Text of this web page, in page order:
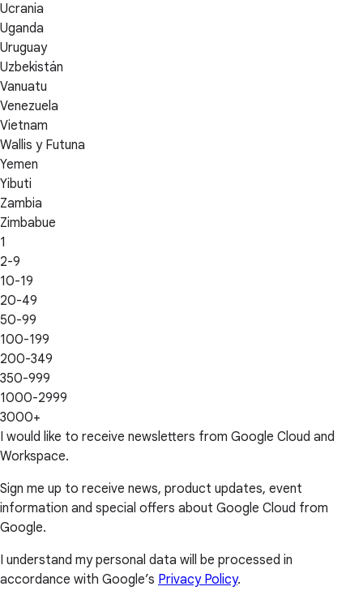
Ucrania
Uganda
Uruguay
Uzbekistán
Vanuatu
Venezuela
Vietnam
Wallis y Futuna
Yemen
Yibuti
Zambia
Zimbabue
1
2-9
10-19
20-49
50-99
100-199
200-349
350-999
1000-2999
3000+
I would like to receive newsletters from Google Cloud and
Workspace.
Sign me up to receive news, product updates, event
information and special offers about Google Cloud from
Google.
I understand my personal data will be processed in
accordance with Google’s Privacy Policy.